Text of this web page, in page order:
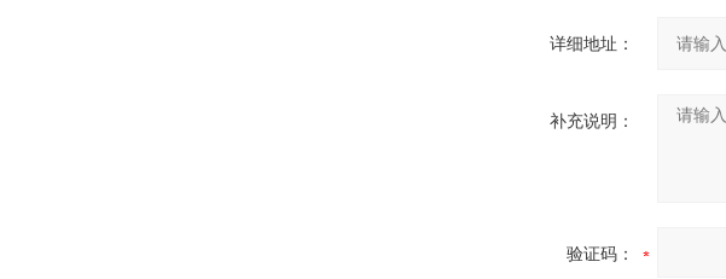
详细地址：
补充说明：
验证码：